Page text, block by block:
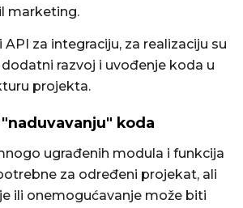
marketing.
za integraciju, za realizaciju su
razvoj i uvođenje koda u
projekta.
koda
ugrađenih modula i funkcija
za određeni projekat, ali
ili onemogućavanje može biti